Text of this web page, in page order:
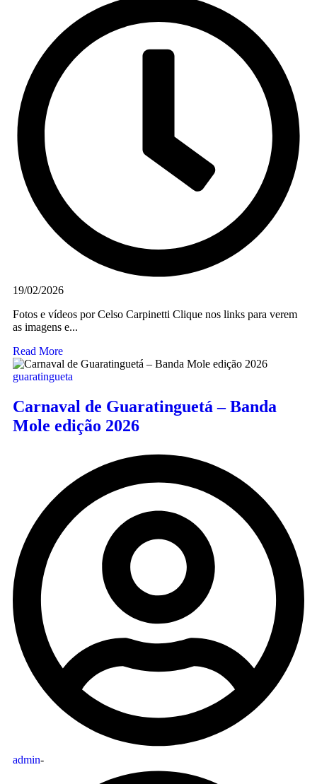
19/02/2026
Fotos e vídeos por Celso Carpinetti Clique nos links para verem
as imagens e...
Read More
guaratingueta
Carnaval de Guaratinguetá – Banda
Mole edição 2026
admin-